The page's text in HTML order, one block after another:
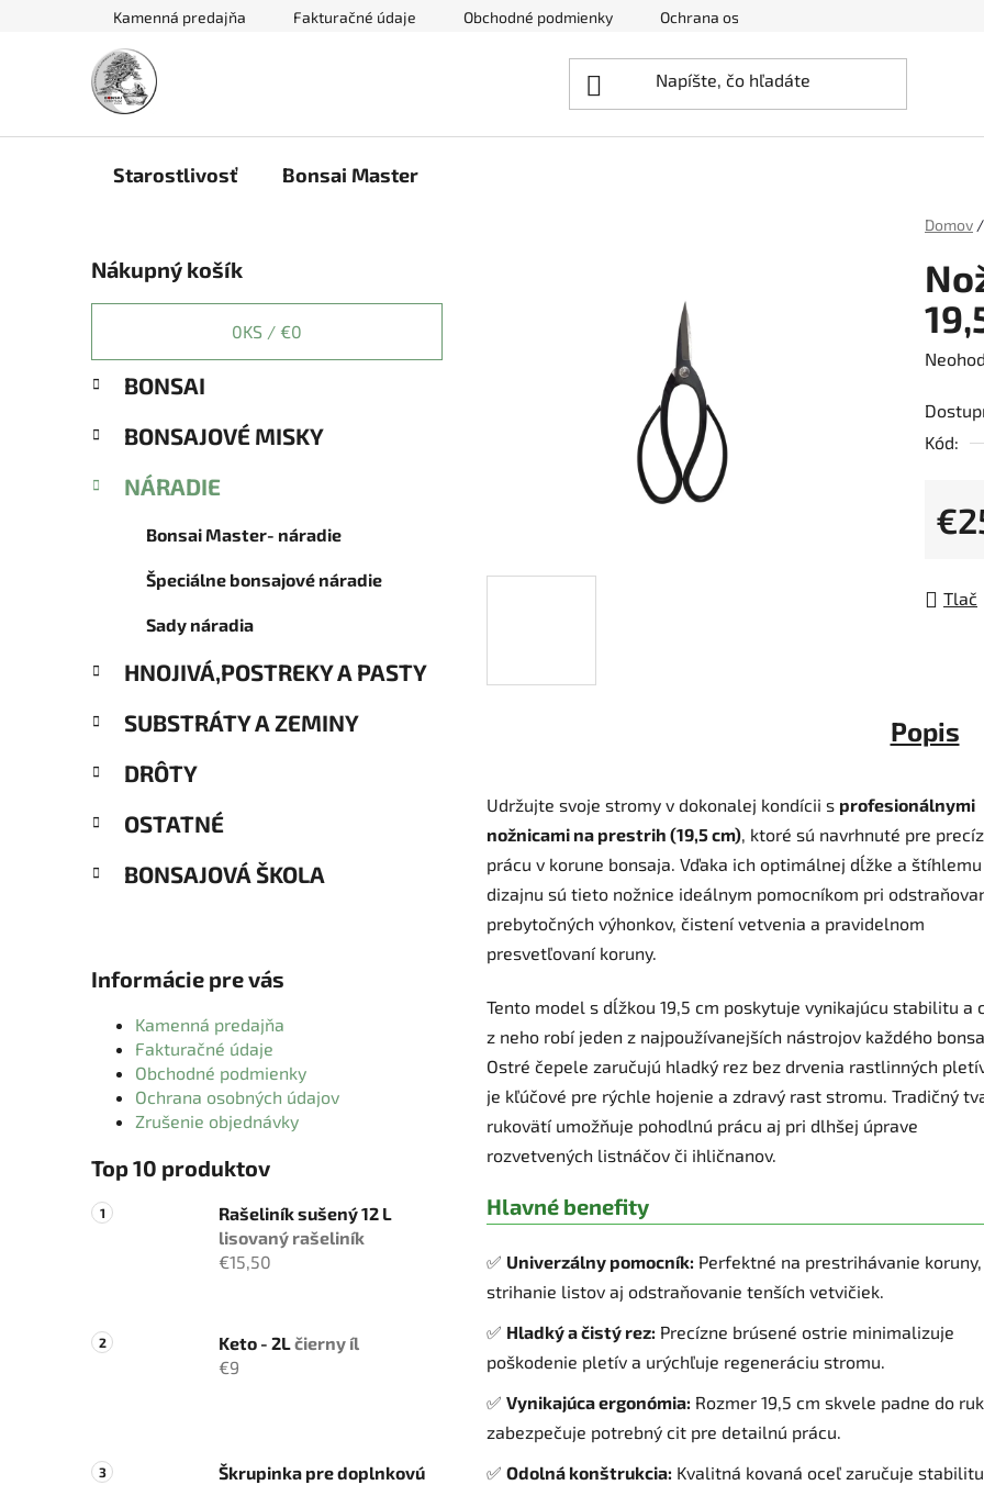
Kamenná predajňa Fakturačné údaje Obchodné podmienky Ochrana osobných údajov
Starostlivosť Bonsai Master
Domov /
o
č
ý
p
n
e
Nákupný košík
0KS / €0
kategórie
a
e
ó
BONSAI
BONSAJOVÉ MISKY
NÁRADIE
Bonsai Master- náradie
Špeciálne bonsajové náradie
Sady náradia
HNOJIVÁ,POSTREKY A PASTY
SUBSTRÁTY A ZEMINY
DRÔTY
OSTATNÉ
BONSAJOVÁ ŠKOLA
Informácie pre vás
Kamenná predajňa
Fakturačné údaje
Obchodné podmienky
Ochrana osobných údajov
Zrušenie objednávky
Top 10 produktov
Rašeliník sušený 12 L
lisovaný rašeliník
€15,50
Keto - 2Lčierny íl
€9
Škrupinka pre doplnkovú
je
Kód:
Tlač
Popis
Udržujte svoje stromy v dokonalej kondícii s profesionálnymi
nožnicami na prestrih (19,5 cm), ktoré sú navrhnuté pre
prácu v korune bonsaja. Vďaka ich optimálnej dĺžke a štíhlemu
dizajnu sú tieto nožnice ideálnym pomocníkom pri
prebytočných výhonkov, čistení vetvenia a pravidelnom
presvetľovaní koruny.
Tento model s dĺžkou 19,5 cm poskytuje vynikajúcu stabilitu a
z neho robí jeden z najpoužívanejších nástrojov každého
Ostré čepele zaručujú hladký rez bez drvenia rastlinných
je kľúčové pre rýchle hojenie a zdravý rast stromu. Tradičný
rukovätí umožňuje pohodlnú prácu aj pri dlhšej úprave
rozvetvených listnáčov či ihličnanov.
Hlavné benefity
✅ Univerzálny pomocník: Perfektné na prestrihávanie koruny,
strihanie listov aj odstraňovanie tenších vetvičiek.
✅ Hladký a čistý rez: Precízne brúsené ostrie minimalizuje
poškodenie pletív a urýchľuje regeneráciu stromu.
✅ Vynikajúca ergonómia: Rozmer 19,5 cm skvele padne do
zabezpečuje potrebný cit pre detailnú prácu.
✅ Odolná konštrukcia: Kvalitná kovaná oceľ zaručuje stabilitu